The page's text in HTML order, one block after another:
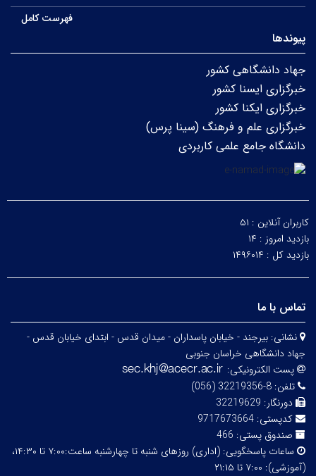
فهرست کامل
پیوندها
جهاد دانشگاهی کشور
خبرگزاری ایسنا کشور
خبرگزاری ایکنا کشور
خبرگزاری علم و فرهنگ (سینا پرس)
دانشگاه جامع علمی کاربردی
کاربران آنلاین : ۵۱
بازدید امروز : ۱۴
بازدید کل : ۱۴۹۶۰۱۴
تماس با ما
نشانی: بیرجند - خیابان پاسداران - میدان قدس - ابتدای خیابان قدس -
جهاد دانشگاهی خراسان جنوبی
پست الکترونیکی:
تلفن: 8-32219356 (056)
دورنگار: 32219629
کدپستی: 9717673664
صندوق پستی: 466
ساعات پاسخگویی:
(اداری) روزهای شنبه تا چهارشنبه ساعت:۷:۰۰ تا ۱۴:۳۰،
(آموزشی): ۷:۰۰ تا ۲۱:۱۵